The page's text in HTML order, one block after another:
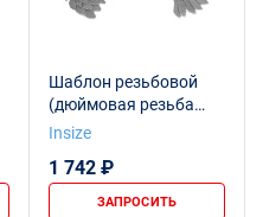
Шаблон резьбовой
(дюймовая резьба
60°) 30 шт.
Insize
1 742 ₽
ЗАПРОСИТЬ